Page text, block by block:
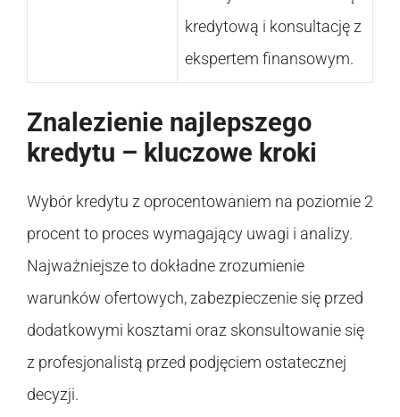
kredytową i konsultację z
ekspertem finansowym.
Znalezienie najlepszego
kredytu – kluczowe kroki
Wybór kredytu z oprocentowaniem na poziomie 2
procent to proces wymagający uwagi i analizy.
Najważniejsze to dokładne zrozumienie
warunków ofertowych, zabezpieczenie się przed
dodatkowymi kosztami oraz skonsultowanie się
z profesjonalistą przed podjęciem ostatecznej
decyzji.